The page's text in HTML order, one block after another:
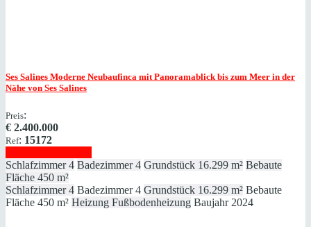
Ses Salines Moderne Neubaufinca mit Panoramablick bis zum Meer in der
Nähe von Ses Salines
Preis:
€ 2.400.000
Ref: 15172
Schlafzimmer 4 Badezimmer 4 Grundstück 16.299 m² Bebaute
Fläche 450 m²
Schlafzimmer 4 Badezimmer 4 Grundstück 16.299 m² Bebaute
Fläche 450 m² Heizung Fußbodenheizung Baujahr 2024